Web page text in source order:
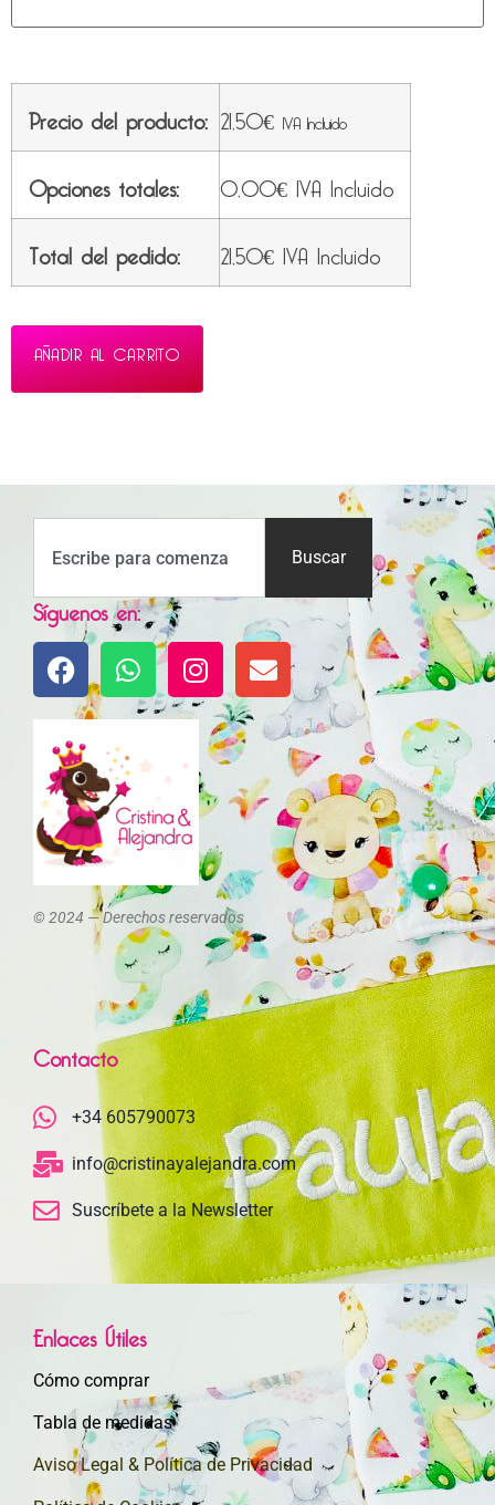
Precio del producto: 21,50€ IVA Incluido
Opciones totales: 0,00€ IVA Incluido
Total del pedido:
21,50€ IVA Incluido
AÑADIR AL CARRITO
Buscar
Síguenos en:
© 2024 — Derechos reservados
Contacto
+34 605790073
info@cristinayalejandra.com
Suscríbete a la Newsletter
Enlaces Útiles
Cómo comprar
Tabla de medidas
Aviso Legal & Política de Privacidad